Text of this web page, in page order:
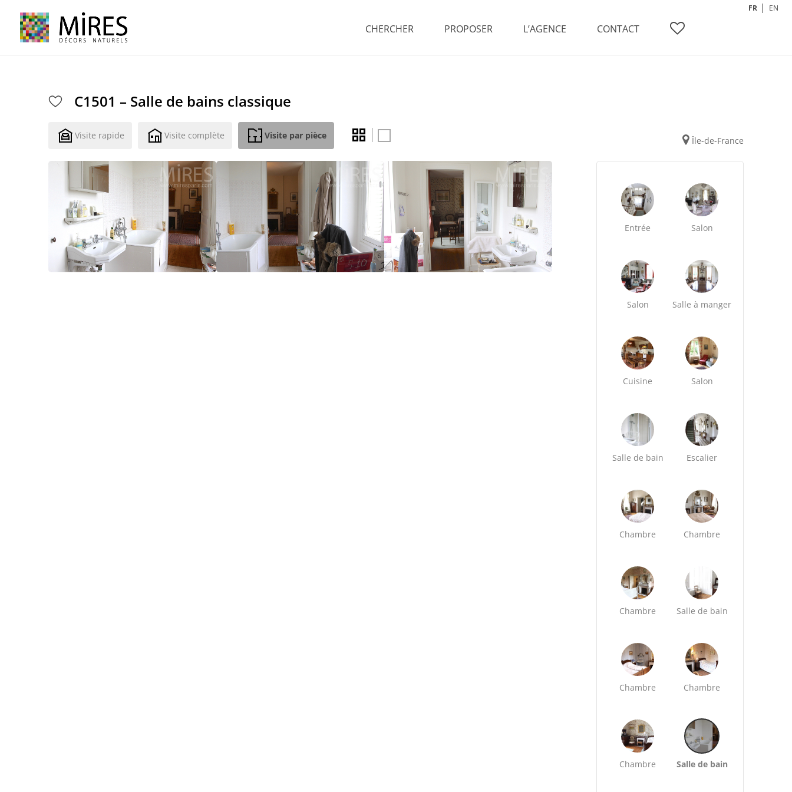
CHERCHER PROPOSER L’AGENCE CONTACT
FR EN
C1501 – Salle de bains classique
Visite rapide Visite complète Visite par pièce Île-de-France
Entrée Salon
Salon Salle à manger
Cuisine Salon
Salle de bain Escalier
Chambre Chambre
Chambre Salle de bain
Chambre Chambre
Chambre Salle de bain